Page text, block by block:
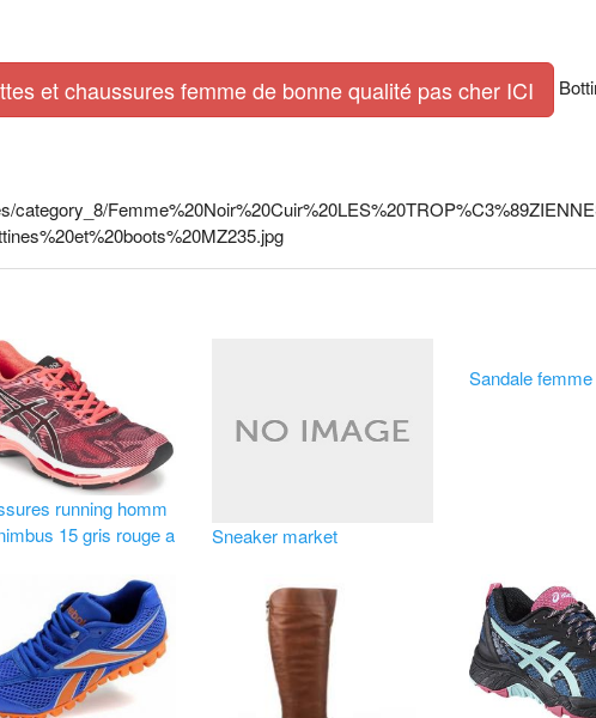
et chaussures femme de bonne qualité pas cher ICI
category_8/
running homm
15 gris rouge a
Sneaker market
Sandale